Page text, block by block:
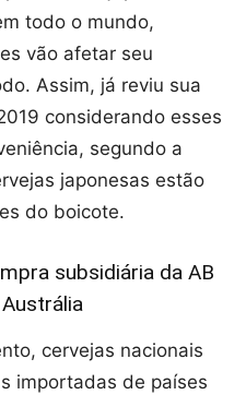
todo o mundo,
vão afetar seu
Assim, já reviu sua
considerando esses
segundo a
japonesas estão
do boicote.
subsidiária da AB
cervejas nacionais
importadas de países